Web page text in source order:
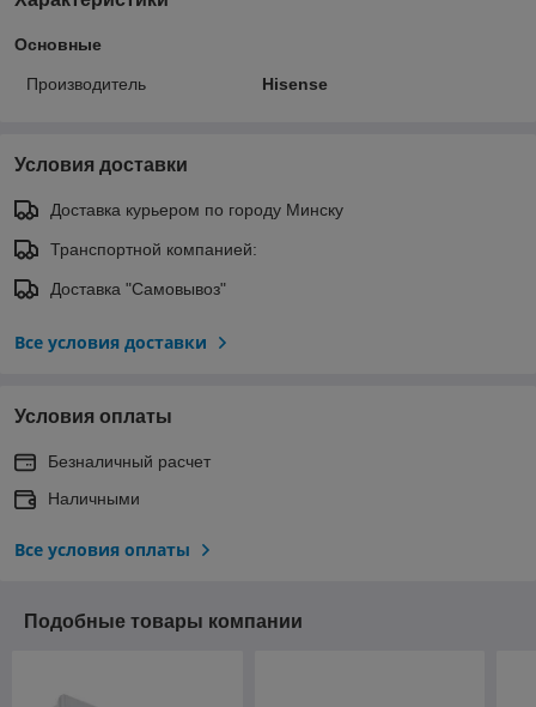
Основные
Производитель Hisense
Условия доставки
Доставка курьером по городу Минску
Транспортной компанией:
Доставка "Самовывоз"
Все условия доставки
Условия оплаты
Безналичный расчет
Наличными
Все условия оплаты
Подобные товары компании